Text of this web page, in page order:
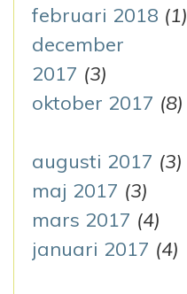
februari 2018 (1)
december
2017 (3)
oktober 2017 (8)
augusti 2017 (3)
maj 2017 (3)
mars 2017 (4)
januari 2017 (4)